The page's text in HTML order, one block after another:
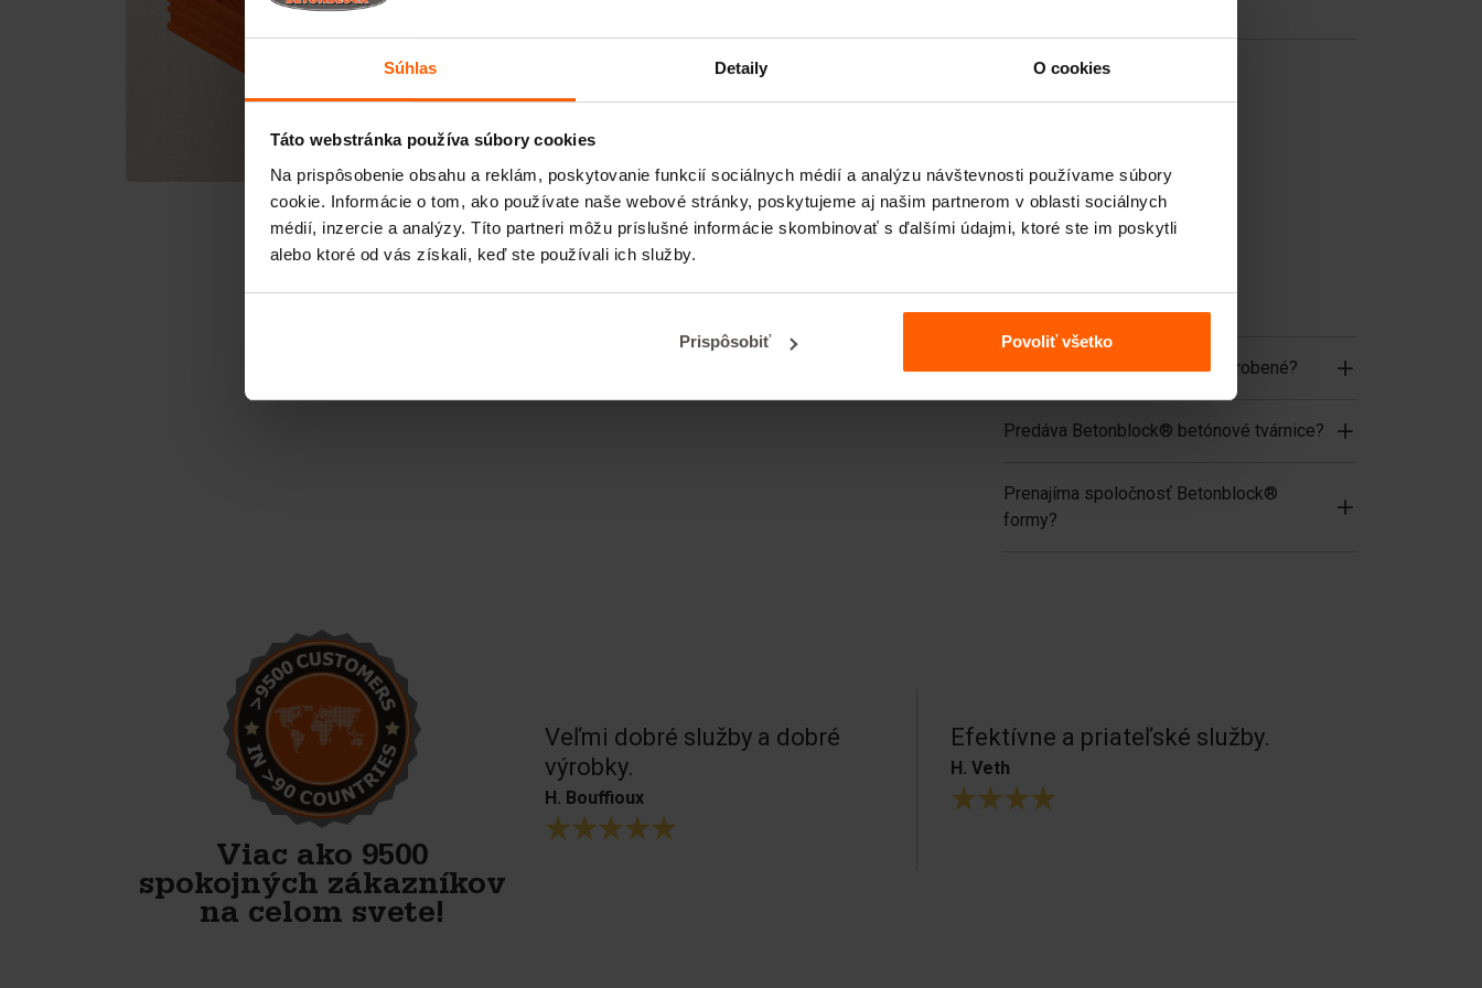
Súhlas Detaily O cookies
Táto webstránka používa súbory cookies
Na prispôsobenie obsahu a reklám, poskytovanie funkcií sociálnych médií a analýzu návštevnosti používame súbory
cookie. Informácie o tom, ako používate naše webové stránky, poskytujeme aj našim partnerom v oblasti sociálnych
médií, inzercie a analýzy. Títo partneri môžu príslušné informácie skombinovať s ďalšími údajmi, ktoré ste im poskytli
alebo ktoré od vás získali, keď ste používali ich služby.
Prispôsobiť Povoliť všetko
Priečky
Vrchné dosky
Manipulačné zariadenia
Často kladené otázky
Z akého materiálu sú formy vyrobené?
Predáva Betonblock® betónové tvárnice?
Prenajíma spoločnosť Betonblock®
formy?
Viac ako 9500
spokojných zákazníkov
na celom svete!
Veľmi spoľahlivý, priateľský
partner. Majú najlepšie formy
na betónové tvárnice.
Bagger- & Fuhrbetrieb Jütte GmbH
Veľmi dobré služby a dobré
výrobky.
H. Bouffioux
Efektívne a priateľské služby.
H. Veth